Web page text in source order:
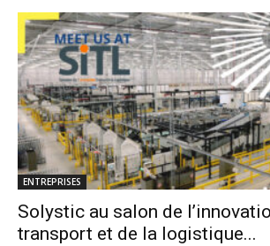
ENTREPRISES
Solystic au salon de
transport et de la logistique...